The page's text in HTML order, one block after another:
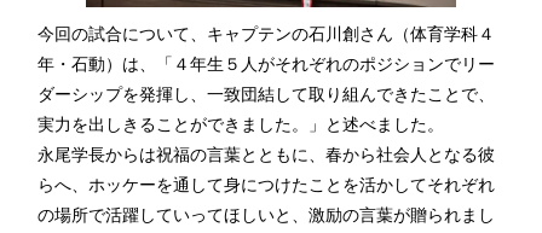
今回の試合について、キャプテンの石川創さん（体育学科４
年・石動）は、「４年生５人がそれぞれのポジションでリー
ダーシップを発揮し、一致団結して取り組んできたことで、
実力を出しきることができました。」と述べました。
永尾学長からは祝福の言葉とともに、春から社会人となる彼
らへ、ホッケーを通して身につけたことを活かしてそれぞれ
の場所で活躍していってほしいと、激励の言葉が贈られまし